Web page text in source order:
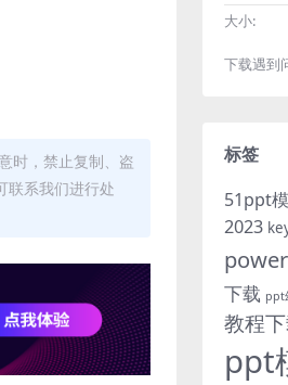
时，禁止复制、盗
联系我们进行处
大小:
下载遇到
标签
51ppt
2023
下载 ppt
教程
ppt